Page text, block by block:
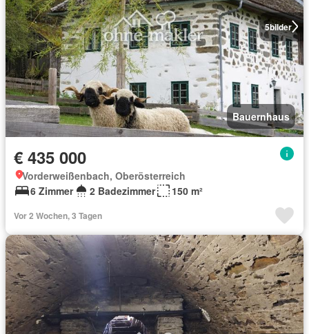
5bilder
Bauernhaus
€ 435 000
Vorderweißenbach, Oberösterreich
6 Zimmer
2 Badezimmer 150 m²
Vor 2 Wochen, 3 Tagen